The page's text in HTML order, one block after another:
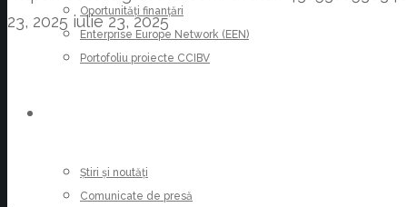
Oportunități finanțări
Enterprise Europe Network (EEN)
Portofoliu proiecte CCIBV
Știri și noutăți
Comunicate de presă
23, 2025 iulie 23, 2025